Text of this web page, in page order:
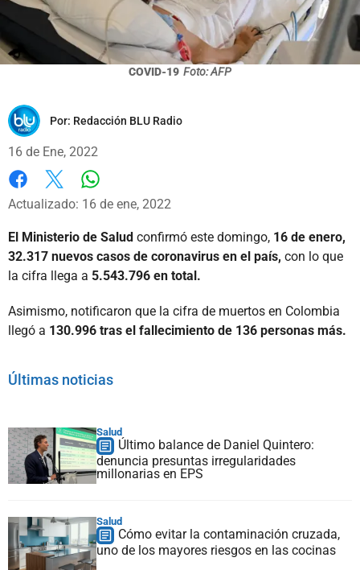
COVID-19 Foto: AFP
Por: Redacción BLU Radio
16 de Ene, 2022
Facebook
X
Actualizado: 16 de ene, 2022
El Ministerio de Salud confirmó este domingo, 16 de enero,
32.317 nuevos casos de coronavirus en el país, con lo que
la cifra llega a 5.543.796 en total.
Asimismo, notificaron que la cifra de muertos en Colombia
llegó a 130.996 tras el fallecimiento de 136 personas más.
Últimas noticias
Salud
Último balance de Daniel Quintero:
denuncia presuntas irregularidades
millonarias en EPS
Salud
Cómo evitar la contaminación cruzada,
uno de los mayores riesgos en las cocinas